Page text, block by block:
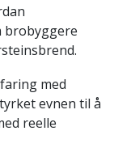
brobyggere
med
evnen til å
reelle